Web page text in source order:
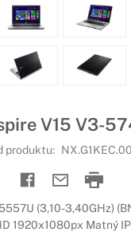
V15 V3-
produktu:
(3,10-3,40GHz)
1920x1080px Matný